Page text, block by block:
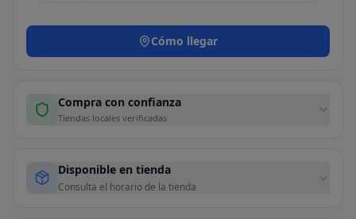
Cómo llegar
Compra con confianza
Tiendas locales verificadas
Disponible en tienda
Consulta el horario de la tienda